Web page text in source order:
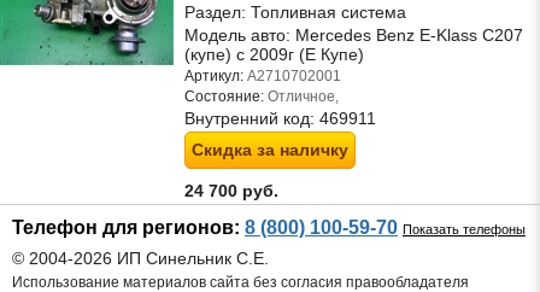
Раздел: Топливная система
Модель авто: Mercedes Benz E-Klass C207
(купе) с 2009г (Е Купе)
Артикул: A2710702001
Состояние: Отличное,
Внутренний код: 469911
Скидка за наличку
24 700 руб.
Телефон для регионов: 8 (800) 100-59-70 Показать телефоны
© 2004-2026 ИП Синельник С.Е.
Использование материалов сайта без согласия правообладателя